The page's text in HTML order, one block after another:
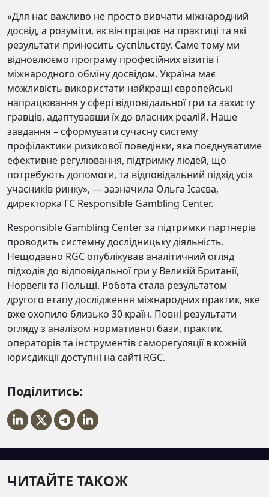
«Для нас важливо не просто вивчати міжнародний
досвід, а розуміти, як він працює на практиці та які
результати приносить суспільству. Саме тому ми
відновлюємо програму професійних візитів і
міжнародного обміну досвідом. Україна має
можливість використати найкращі європейські
напрацювання у сфері відповідальної гри та захисту
гравців, адаптувавши їх до власних реалій. Наше
завдання – сформувати сучасну систему
профілактики ризикової поведінки, яка поєднуватиме
ефективне регулювання, підтримку людей, що
потребують допомоги, та відповідальний підхід усіх
учасників ринку», — зазначила Ольга Ісаєва,
директорка ГС Responsible Gambling Center.
Responsible Gambling Center за підтримки партнерів
проводить системну дослідницьку діяльність.
Нещодавно RGC опублікував аналітичний огляд
підходів до відповідальної гри у Великій Британії,
Норвегії та Польщі. Робота стала результатом
другого етапу дослідження міжнародних практик, яке
вже охопило близько 30 країн. Повні результати
огляду з аналізом нормативної бази, практик
операторів та інструментів саморегуляції в кожній
юрисдикції доступні на сайті RGC.
Поділитись:
ЧИТАЙТЕ ТАКОЖ